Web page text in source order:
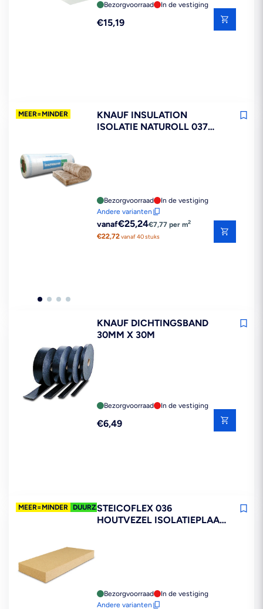
Bezorgvoorraad In de vestiging
Reguliere
€15,19
MEER=MINDER
KNAUF INSULATION
ISOLATIE NATUROLL 037
Bezorgvoorraad
In de vestiging
Andere varianten
Reguliere
prijs
vanaf€25,24€7,77 per m2
€22,72vanaf 40 stuks
KNAUF DICHTINGSBAND
30MM X 30M
Bezorgvoorraad In de vestiging
Reguliere
€6,49
MEER=MINDER DUURZAAMSTEICOFLEX 036
HOUTVEZEL ISOLATIEPLAAT
Bezorgvoorraad
In de vestiging
Andere varianten